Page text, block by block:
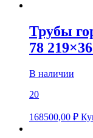
Трубы
78
В наличии
20
168500,00 ₽